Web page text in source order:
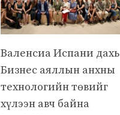
Валенсиа Испани дахь
Бизнес аяллын анхны
технологийн төвийг
хүлээн авч байна